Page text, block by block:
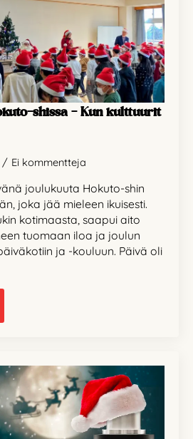
shissa – Kun kulttuurit
Ei kommentteja
joulukuuta Hokuto-shin
joka jää mieleen ikuisesti.
kotimaasta, saapui aito
tuomaan iloa ja joulun
ja -kouluun. Päivä oli